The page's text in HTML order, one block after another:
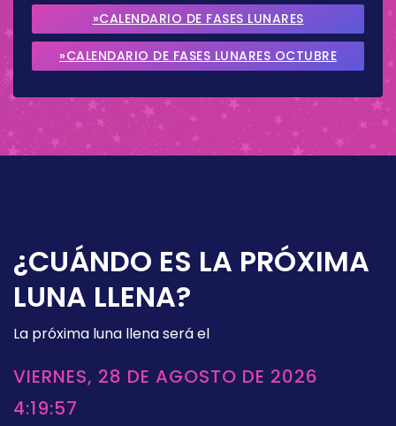
2026
»CALENDARIO DE FASES LUNARES
SEPTIEMBRE 2026
»CALENDARIO DE FASES LUNARES OCTUBRE
¿CUÁNDO ES LA PRÓXIMA
LUNA LLENA?
La próxima luna llena será el
VIERNES, 28 DE AGOSTO DE 2026
4:19:57